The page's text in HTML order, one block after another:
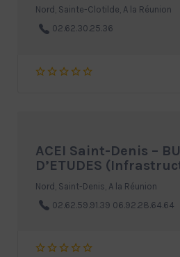
Nord, Sainte-Clotilde, A la Réunion
02.62.30.25.36
ACEI Saint-Denis –
D’ETUDES
Nord, Saint-Denis, A la Réunion
02.62.59.91.39 06.92.28.64.64